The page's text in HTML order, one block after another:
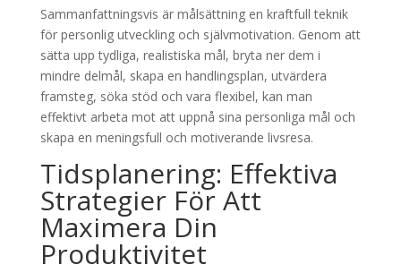
Sammanfattningsvis är målsättning en kraftfull teknik
för personlig utveckling och självmotivation. Genom att
sätta upp tydliga, realistiska mål, bryta ner dem i
mindre delmål, skapa en handlingsplan, utvärdera
framsteg, söka stöd och vara flexibel, kan man
effektivt arbeta mot att uppnå sina personliga mål och
skapa en meningsfull och motiverande livsresa.
Tidsplanering: Effektiva
Strategier För Att
Maximera Din
Produktivitet